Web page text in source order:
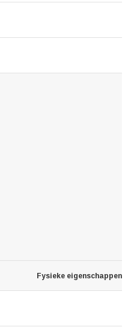
Fysieke eigenschappen